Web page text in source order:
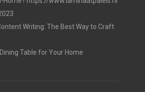
Writing: The Best Way to Craft
Table for Your Home